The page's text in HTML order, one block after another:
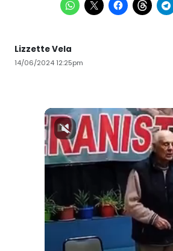
Lizzette Vela
14/06/2024 12:25pm